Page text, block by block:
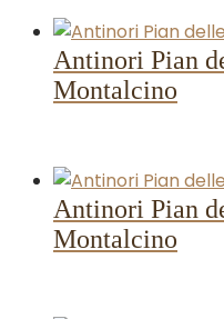
Antinori Pian
Montalcino
Antinori Pian
Montalcino